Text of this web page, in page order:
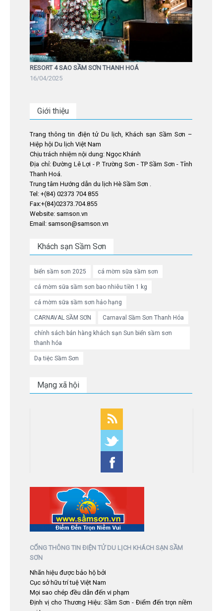
RESORT 4 SAO SẦM SƠN THANH HOÁ
16/04/2025
Giới thiệu
Trang thông tin điện tử Du lịch, Khách sạn Sầm Sơn –
Hiệp hội Du lịch Việt Nam
Chịu trách nhiệm nội dung: Ngọc Khánh
Địa chỉ: Đường Lê Lợi - P. Trường Sơn - TP Sầm Sơn - Tỉnh
Thanh Hoá.
Trung tâm Hướng dẫn du lịch Hè Sầm Sơn .
Tel: +(84) 02373 704 855
Fax:+(84)02373.704.855
Website: samson.vn
Email: samson@samson.vn
Khách sạn Sầm Sơn
biển sầm sơn 2025 cá mờm sữa sầm sơn
cá mờm sữa sầm sơn bao nhiêu tiền 1 kg
cá mờm sữa sầm sơn hảo hạng
CARNAVAL SẦM SƠN Carnaval Sầm Sơn Thanh Hóa
chính sách bán hàng khách sạn Sun biển sầm sơn
thanh hóa
Dạ tiệc Sầm Sơn
Mạng xã hội
CỔNG THÔNG TIN ĐIỆN TỬ DU LỊCH KHÁCH SẠN SẦM
SƠN
Nhãn hiệu được bảo hộ bởi
Cục sở hữu trí tuệ Việt Nam
Mọi sao chép đều dẫn đến vi phạm
Định vị cho Thương Hiệu: Sầm Sơn - Điểm đến trọn niềm